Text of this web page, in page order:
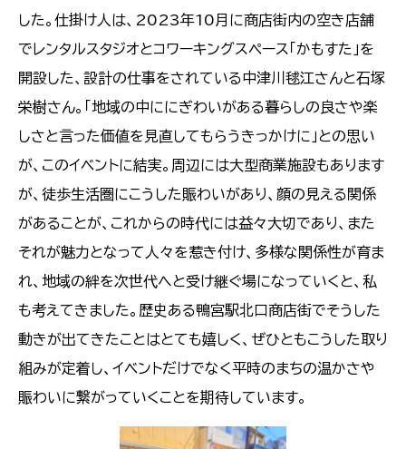
した。仕掛け人は、2023年10月に商店街内の空き店舗
でレンタルスタジオとコワーキングスペース「かもすた」を
開設した、設計の仕事をされている中津川毬江さんと石塚
栄樹さん。「地域の中ににぎわいがある暮らしの良さや楽
しさと言った価値を見直してもらうきっかけに」との思い
が、このイベントに結実。周辺には大型商業施設もあります
が、徒歩生活圏にこうした賑わいがあり、顔の見える関係
があることが、これからの時代には益々大切であり、また
それが魅力となって人々を惹き付け、多様な関係性が育ま
れ、地域の絆を次世代へと受け継ぐ場になっていくと、私
も考えてきました。歴史ある鴨宮駅北口商店街でそうした
動きが出てきたことはとても嬉しく、ぜひともこうした取り
組みが定着し、イベントだけでなく平時のまちの温かさや
賑わいに繋がっていくことを期待しています。